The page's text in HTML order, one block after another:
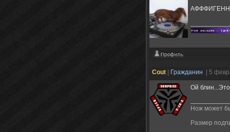
Cout Гражданин | 5
Ой
Нож может
Размер